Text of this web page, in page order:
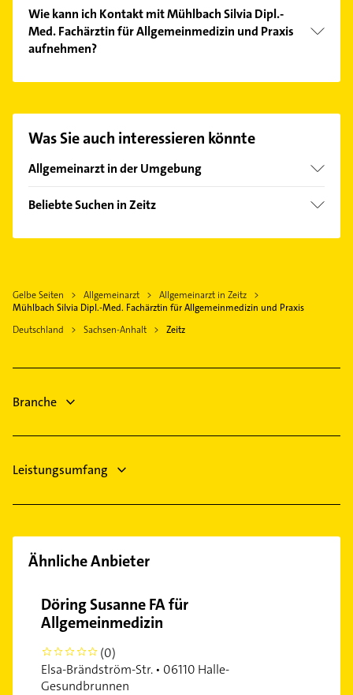
Wie kann ich Kontakt mit Mühlbach Silvia Dipl.-
Med. Fachärztin für Allgemeinmedizin und Praxis
aufnehmen?
unserem Kontaktdaten-Bereich auswählen. Hier
finden Sie alle Kontaktdaten
Was Sie auch interessieren könnte
Allgemeinarzt in der Umgebung
Elsteraue
Eisenberg Thüringen
Altenburg Thüringen
Schmölln Thüringen
Lützen
Zwenkau
Beliebte Suchen in Zeitz
Krankengymnastik
Gasinstallateur
Dachdecker
Rechtsanwalt
Gelbe Seiten Allgemeinarzt
Allgemeinarzt in Zeitz
Mühlbach Silvia Dipl.-Med. Fachärztin für Allgemeinmedizin und Praxis
Deutschland
Sachsen-Anhalt Zeitz
Branche
Leistungsumfang
Ähnliche Anbieter
Döring Susanne FA für
Allgemeinmedizin
0
(0)
Elsa-Brändström-Str. • 06110 Halle-
Gesundbrunnen